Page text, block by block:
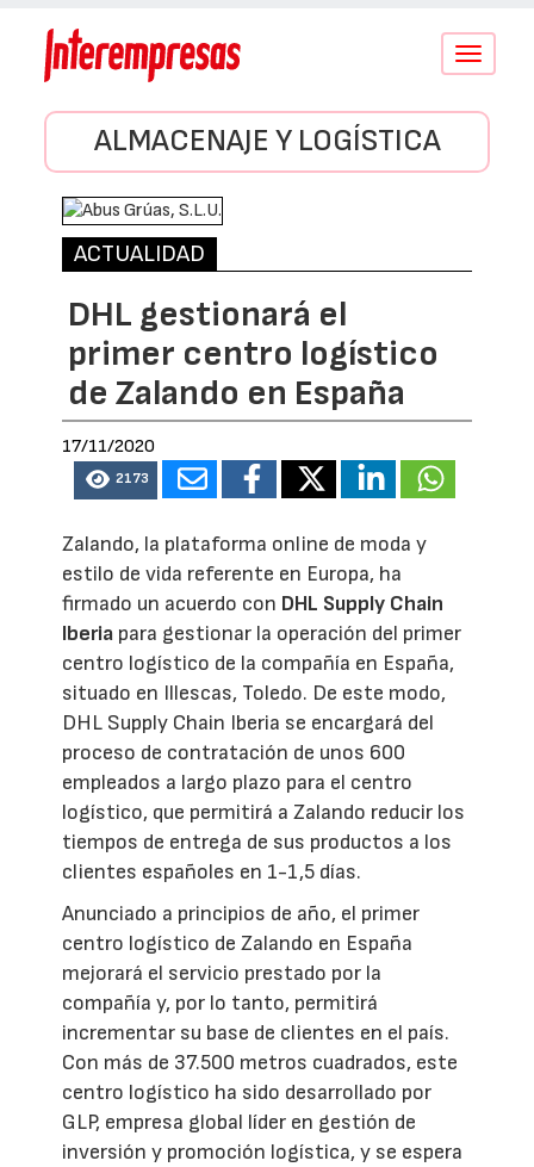
Conmutar
ALMACENAJE Y LOGÍSTICA
ACTUALIDAD
DHL gestionará el
primer centro logístico
de Zalando en España
17/11/2020
2173
Zalando, la plataforma online de moda y
estilo de vida referente en Europa, ha
firmado un acuerdo con DHL Supply Chain
Iberia para gestionar la operación del primer
centro logístico de la compañía en España,
situado en Illescas, Toledo. De este modo,
DHL Supply Chain Iberia se encargará del
proceso de contratación de unos 600
empleados a largo plazo para el centro
logístico, que permitirá a Zalando reducir los
tiempos de entrega de sus productos a los
clientes españoles en 1-1,5 días.
Anunciado a principios de año, el primer
centro logístico de Zalando en España
mejorará el servicio prestado por la
compañía y, por lo tanto, permitirá
incrementar su base de clientes en el país.
Con más de 37.500 metros cuadrados, este
centro logístico ha sido desarrollado por
GLP, empresa global líder en gestión de
inversión y promoción logística, y se espera